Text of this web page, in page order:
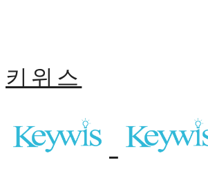
키위스